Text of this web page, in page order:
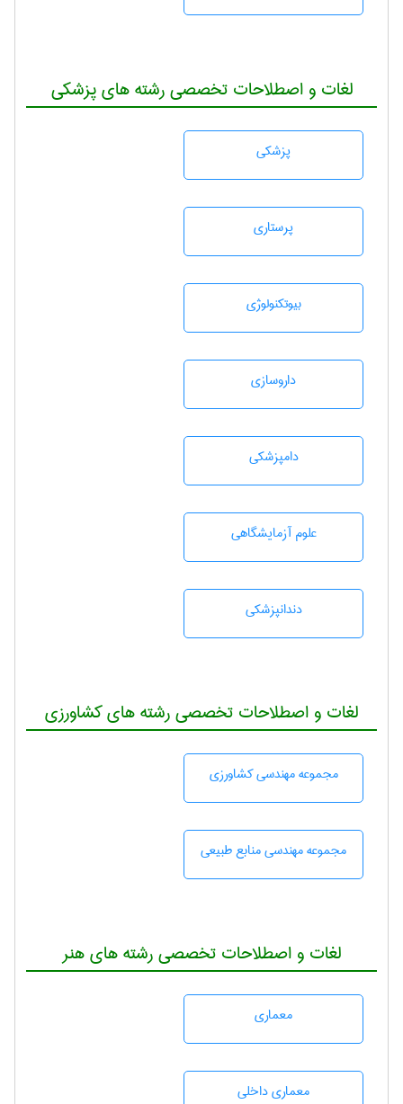
لغات و اصطلاحات تخصصی رشته های پزشکی
پزشكی
پرستاری
بيوتكنولوژی
داروسازی
دامپزشكی
علوم آزمايشگاهی
دندانپزشكی
لغات و اصطلاحات تخصصی رشته های کشاورزی
مجموعه مهندسی كشاورزی
مجموعه مهندسی منابع طبيعی
لغات و اصطلاحات تخصصی رشته های هنر
معماری
معماری داخلی